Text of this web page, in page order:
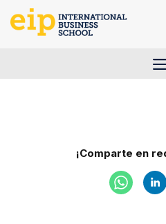
Saltar
¡Comparte en